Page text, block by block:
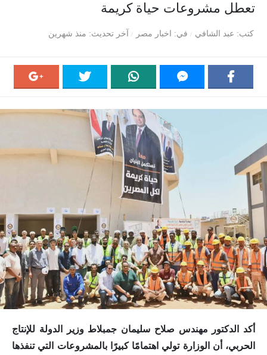
تعطل مشروعات حياة كريمة
كتب عبد الشافي في اخبار مصر آخر تحديث منذ شهرين
أكد الدكتور مهندس صلاح سليمان جمبلاط وزير الدولة للإنتاج
الحربي، أن الوزارة تولي اهتمامًا كبيرًا بالمشروعات التي تنفذها